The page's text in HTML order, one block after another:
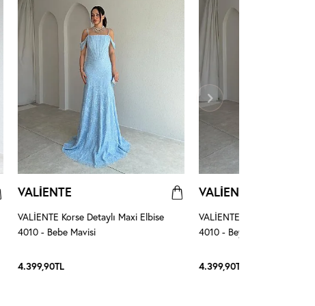
VALİENTE
VALİENTE Korse Detaylı Maxi Elbise
4010 - Bebe Mavisi
4.399,90TL
VALİENTE
VALİENTE Korse Detaylı
4010 - Beyaz
4.399,90TL